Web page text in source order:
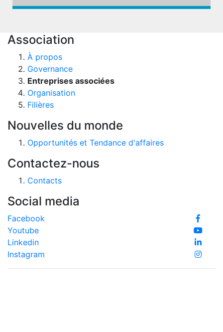
Association
À propos
Governance
Entreprises associées
Organisation
Filières
Nouvelles du monde
Opportunités et Tendance d'affaires
Contactez-nous
Contacts
Social media
Facebook
Youtube
Linkedin
Instagram